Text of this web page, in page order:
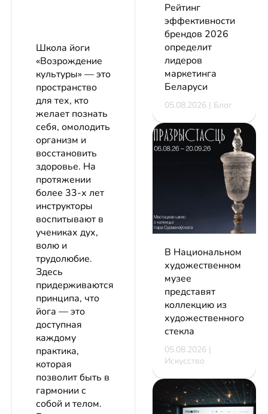
Школа йоги
«Возрождение
культуры» — это
пространство
для тех, кто
желает познать
себя, омолодить
организм и
восстановить
здоровье. На
протяжении
более 33-х лет
инструкторы
воспитывают в
учениках дух,
волю и
трудолюбие.
Здесь
придерживаются
принципа, что
йога — это
доступная
каждому
практика,
которая
позволит быть в
гармонии с
собой и телом.
Рейтинг
эффективности
брендов 2026
определит
лидеров
маркетинга
Беларуси
05.08.2026 | Блог
В Национальном
художественном
музее
представят
коллекцию из
художественного
стекла
05.08.2026 |
Искусство